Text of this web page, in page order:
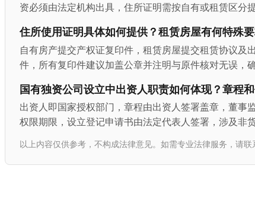
资必须由法定机构出具，住所证明需按自有或租赁区分
住所使用证明具体如何提供？租赁房屋有何特殊要
自有房产提交产权证复印件，租赁房屋提交租赁协议
件，所有复印件建议加盖公章并注明与原件核对无误，
国有独资公司设立中出资人职责如何体现？章程
出资人即国家授权部门，章程由出资人签署盖章，董事
权限期限，设立登记申请书由法定代表人签署，涉及非
以上内容仅供参考，不构成法律意见。如需专业法律服务，请联